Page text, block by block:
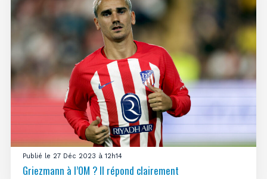
Publié le 27 Déc 2023 à 12h14
Griezmann à l’OM ? Il répond clairement